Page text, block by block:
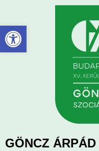
Eszköztár megnyitása
GÖNCZ